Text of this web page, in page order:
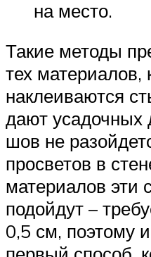
на место.
Такие методы
тех материалов,
наклеиваются
дают
шов не
просветов в
материалов эти
подойдут –
0,5 см, поэтому